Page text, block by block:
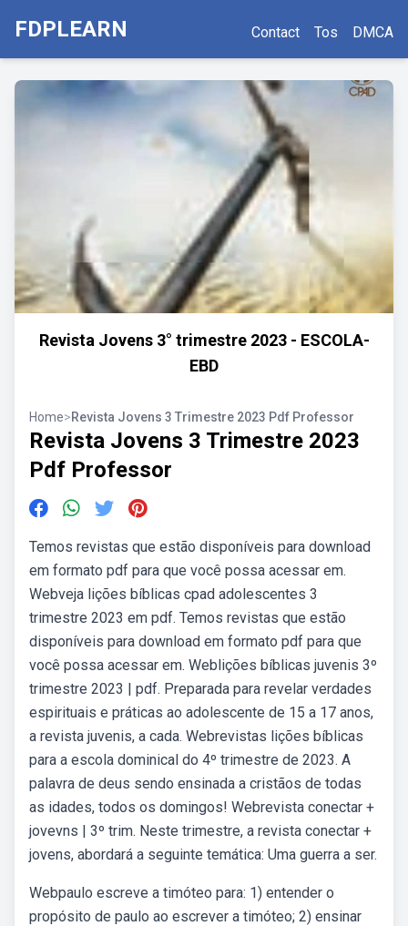
FDPLEARN Contact Tos DMCA
Revista Jovens 3° trimestre 2023 - ESCOLA-
EBD
Home>Revista Jovens 3 Trimestre 2023 Pdf Professor
Revista Jovens 3 Trimestre 2023
Pdf Professor
Temos revistas que estão disponíveis para download
em formato pdf para que você possa acessar em.
Webveja lições bíblicas cpad adolescentes 3
trimestre 2023 em pdf. Temos revistas que estão
disponíveis para download em formato pdf para que
você possa acessar em. Weblições bíblicas juvenis 3º
trimestre 2023 | pdf. Preparada para revelar verdades
espirituais e práticas ao adolescente de 15 a 17 anos,
a revista juvenis, a cada. Webrevistas lições bíblicas
para a escola dominical do 4º trimestre de 2023. A
palavra de deus sendo ensinada a cristãos de todas
as idades, todos os domingos! Webrevista conectar +
jovevns | 3º trim. Neste trimestre, a revista conectar +
jovens, abordará a seguinte temática: Uma guerra a ser.
Webpaulo escreve a timóteo para: 1) entender o
propósito de paulo ao escrever a timóteo; 2) ensinar